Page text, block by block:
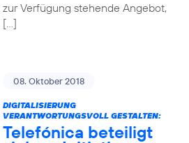
zur Verfügung stehende Angebot,
[…]
08. Oktober 2018
DIGITALISIERUNG
VERANTWORTUNGSVOLL GESTALTEN:
Telefónica beteiligt